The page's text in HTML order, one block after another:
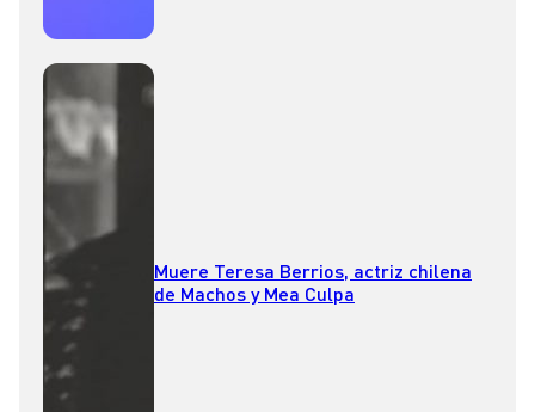
Muere Teresa Berrios, actriz chilena
de Machos y Mea Culpa